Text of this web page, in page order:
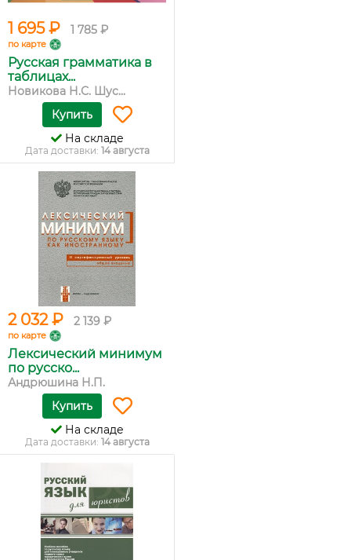
1 695 ₽ 1 785 ₽
по карте
Русская грамматика в
таблицах...
Новикова Н.С. Шус...
Купить
На складе
Дата доставки: 14 августа
2 032 ₽ 2 139 ₽
по карте
Лексический минимум
по русско...
Андрюшина Н.П.
Купить
На складе
Дата доставки: 14 августа